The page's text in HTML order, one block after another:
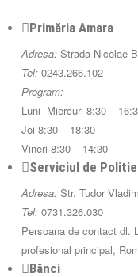
Primăria Amara
Adresa: Strada Nicolae
Tel: 0243.266.102
Program:
Luni- Miercuri 8:30 –
Joi 8:30 – 18:30
Vineri 8:30 – 14:30
Serviciul de
Adresa: Str. Tudor
Tel: 0731.326.030
Persoana de contact dl.
profesional principal,
Bănci